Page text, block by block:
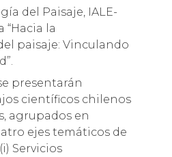
del Paisaje, IALE-
“Hacia la
paisaje: Vinculando
presentarán
científicos chilenos
agrupados en
ejes temáticos de
Servicios